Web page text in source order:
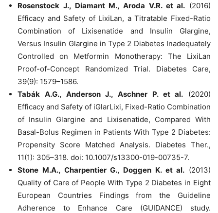
Rosenstock J., Diamant M., Aroda V.R. et al. (2016)
Efficacy and Safety of LixiLan, a Titratable Fixed-Ratio
Combination of Lixisenatide and Insulin Glargine,
Versus Insulin Glargine in Type 2 Diabetes Inadequately
Controlled on Metformin Monotherapy: The LixiLan
Proof-of-Concept Randomized Trial. Diabetes Care,
39(9): 1579–1586.
Tabák A.G., Anderson J., Aschner P. et al. (2020)
Efficacy and Safety of iGlarLixi, Fixed-Ratio Combination
of Insulin Glargine and Lixisenatide, Compared With
Basal-Bolus Regimen in Patients With Type 2 Diabetes:
Propensity Score Matched Analysis. Diabetes Ther.,
11(1): 305–318. doi: 10.1007/s13300-019-00735-7.
Stone M.A., Charpentier G., Doggen K. et al. (2013)
Quality of Care of People With Type 2 Diabetes in Eight
European Countries Findings from the Guideline
Adherence to Enhance Care (GUIDANCE) study.